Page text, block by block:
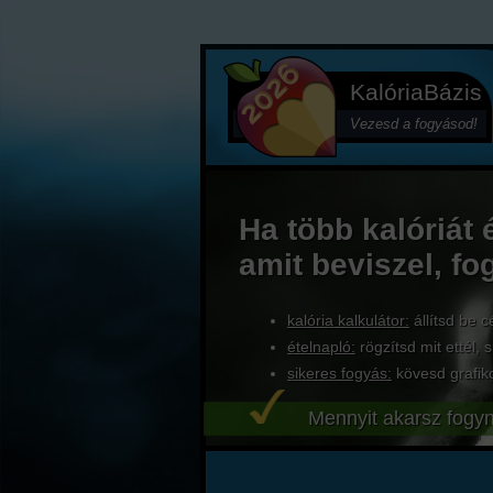
KalóriaBázis
Vezesd a fogyásod!
Ha több kalóriát
amit beviszel,
kalória kalkulátor: állítsd be
ételnapló: rögzítsd mit ettél,
sikeres fogyás: kövesd
Mennyit akarsz